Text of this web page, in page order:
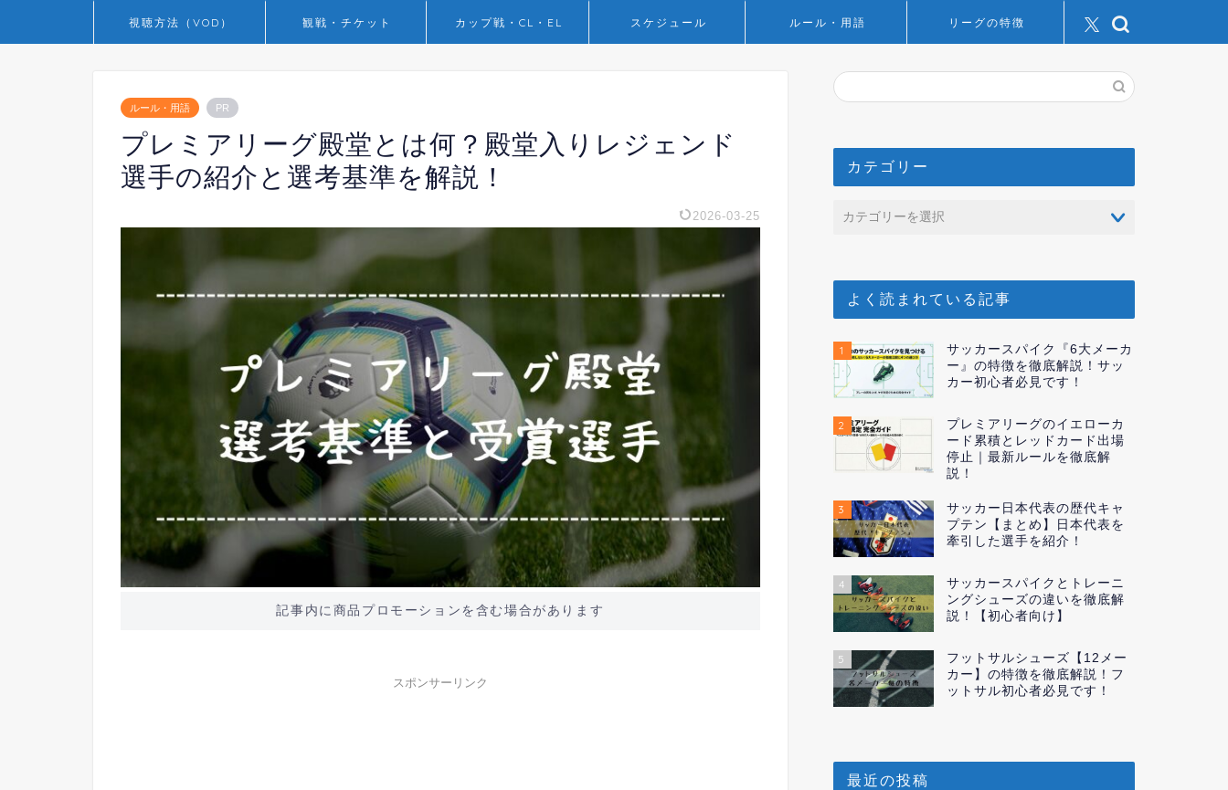
視聴方法（VOD） 観戦・チケット カップ戦・CL・EL スケジュール ルール・用語 リーグの特徴
ルール・用語 PR
プレミアリーグ殿堂とは何？殿堂入りレジェンド
選手の紹介と選考基準を解説！
2026-03-25
記事内に商品プロモーションを含む場合があります
スポンサーリンク
カテゴリー
よく読まれている記事
1
サッカースパイク『6大メーカ
ー』の特徴を徹底解説！サッ
カー初心者必見です！
2
プレミアリーグのイエローカ
ード累積とレッドカード出場
停止｜最新ルールを徹底解
説！
3
サッカー日本代表の歴代キャ
プテン【まとめ】日本代表を
牽引した選手を紹介！
4
サッカースパイクとトレーニ
ングシューズの違いを徹底解
説！【初心者向け】
5
フットサルシューズ【12メー
カー】の特徴を徹底解説！フ
ットサル初心者必見です！
最近の投稿